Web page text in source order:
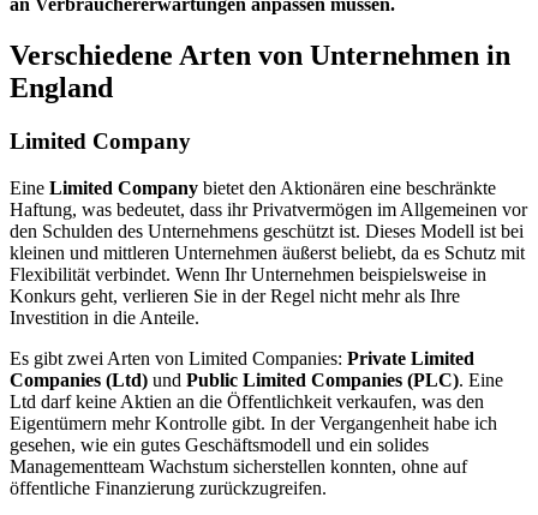
an Verbrauchererwartungen anpassen müssen.
Verschiedene Arten von Unternehmen in
England
Limited Company
Eine Limited Company bietet den Aktionären eine beschränkte
Haftung, was bedeutet, dass ihr Privatvermögen im Allgemeinen vor
den Schulden des Unternehmens geschützt ist. Dieses Modell ist bei
kleinen und mittleren Unternehmen äußerst beliebt, da es Schutz mit
Flexibilität verbindet. Wenn Ihr Unternehmen beispielsweise in
Konkurs geht, verlieren Sie in der Regel nicht mehr als Ihre
Investition in die Anteile.
Es gibt zwei Arten von Limited Companies: Private Limited
Companies (Ltd) und Public Limited Companies (PLC). Eine
Ltd darf keine Aktien an die Öffentlichkeit verkaufen, was den
Eigentümern mehr Kontrolle gibt. In der Vergangenheit habe ich
gesehen, wie ein gutes Geschäftsmodell und ein solides
Managementteam Wachstum sicherstellen konnten, ohne auf
öffentliche Finanzierung zurückzugreifen.